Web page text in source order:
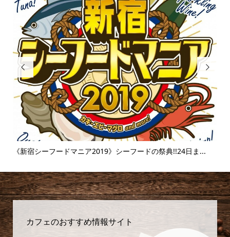

《新宿シーフードマニア2019》シーフードの祭典!!24日ま...

カフェのおすすめ情報サイト